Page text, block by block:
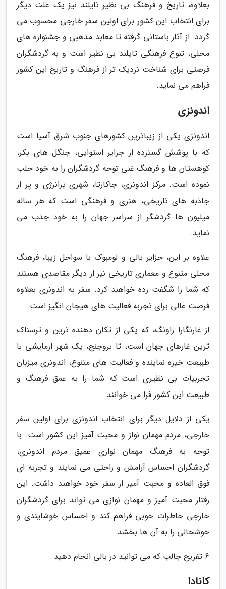
بعلاوه، تاریخ و فرهنگ بی نظیر تایلند نیز یک علت دیگر
برای انتخاب این کشور برای اولین سفر خارجی محسوب می
گردد. از آثار باستانی گرفته تا معابد مذهبی و جشنواره های
محلی، تنوع فرهنگی تایلند بی نظیر است و به گردشگران
فرصتی برای شناخت نزدیک تر از فرهنگ و تاریخ این کشور
فراهم می نماید.
اندونزی
اندونزی یکی از زیباترین کشورهای جنوب شرق آسیا است
که با پوشش گسترده از جزایر استوایی، جنگل های بکر،
کوهستان ها و فرهنگ غنی توجه گردشگران را به خود جلب
نموده است. مرکز اندونزی، جاکارتا، شهری پرانرژی و پر از
جاذبه های تاریخی، هنری و فرهنگی است که هر ساله
میلیون ها گردشگر از سراسر جهان را به خود جذب می
نماید.
علاوه بر این، جزایر بالی و لومبوک با سواحل زیبا، فرهنگ
محلی متنوع و معماری تاریخی نیز از دیگر مقاصدی هستند
که شما را شگفت زده خواهند کرد. سفر به اندونزی بعلاوه
فرصت عالی برای تجربه فعالیت های هیجان انگیز است.
از غارنگارا راونگ، که یکی از تکان دهنده ترین و ترسناک
ترین غارهای جهان است، تا بروجنج، یک شهر ازمایشی با
طبیعت خیره نماینده و فعالیت های متنوع، اندونزی میزبان
تجربیات بی نظیری است که شما را به عمق فرهنگ و
طبیعت این کشور فرا می خوانند.
یکی از دلایل دیگر برای انتخاب اندونزی برای اولین سفر
خارجی، مردم مهمان نواز و محبت آمیز این کشور است. با
توجه به فرهنگ مهمان نوازی عمیق مردم اندونزی،
گردشگران احساس آرامش و راحتی می نمایند و تجربه ای
فوق العاده و محبت آمیز از سفر خود خواهند داشت. این
رفتار محبت آمیز و مهمان نوازی می تواند برای گردشگران
خارجی خاطرات خوبی فراهم کند و احساس خوشایندی و
خوشحالی را به آن ها بخشد.
6 تفریح جالب که می توانید در بالی انجام دهید
کانادا